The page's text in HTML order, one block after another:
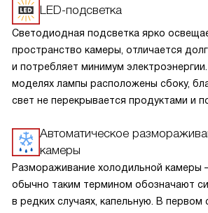
LED-подсветка
Светодиодная подсветка ярко
пространство камеры, отличается
и потребляет минимум
моделях лампы расположены сбоку,
свет не перекрывается продуктами и
Автоматическое
камеры
Размораживание холодильной камеры
обычно таким термином обозначают
в редких случаях, капельную. В первом